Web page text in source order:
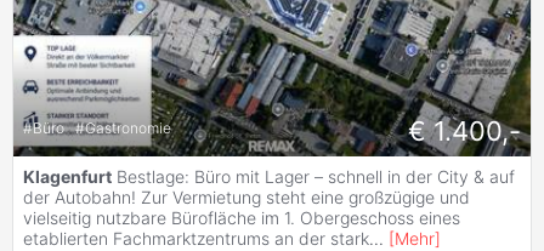
#Büro #Gastronomie € 1.400,-
Klagenfurt Bestlage: Büro mit Lager – schnell in der City & auf
der Autobahn! Zur Vermietung steht eine großzügige und
vielseitig nutzbare Bürofläche im 1. Obergeschoss eines
etablierten Fachmarktzentrums an der stark... [Mehr]